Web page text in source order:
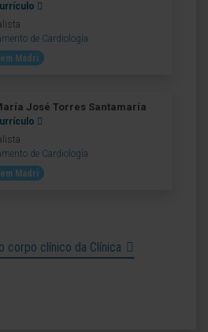
de Cardiología
Madri
José Torres Santamaría
de Cardiología
Madri
corpo clínico da Clínica